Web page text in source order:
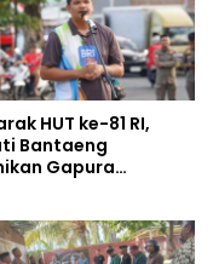
HUT ke-81 RI,
Bantaeng
Gapura